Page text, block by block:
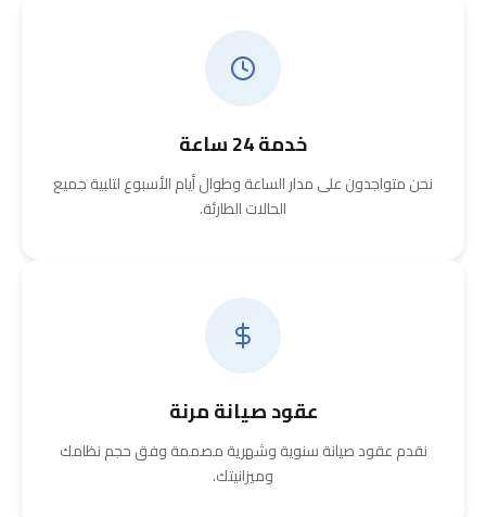
خدمة 24 ساعة
نحن متواجدون على مدار الساعة وطوال أيام الأسبوع لتلبية جميع
الحالات الطارئة.
عقود صيانة مرنة
نقدم عقود صيانة سنوية وشهرية مصممة وفق حجم نظامك
وميزانيتك.